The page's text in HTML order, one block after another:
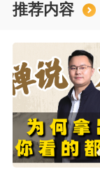
推荐内容